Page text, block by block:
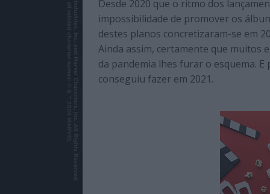
qualidade
com
enfoque
cultura
Desde 2020 que o ritmo dos
impossibilidade de promover os
destes planos concretizaram-se em
Ainda assim, certamente que muitos
da pandemia lhes furar o esquema.
conseguiu fazer em 2021.